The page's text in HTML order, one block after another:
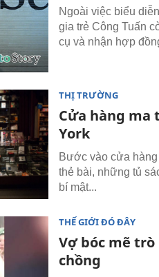
Ngoài việc biểu
gia trẻ Công Tuấn
cụ và nhận hợp
THỊ TRƯỜNG
Cửa hàng
York
Bước vào cửa
thẻ bài, những tủ
bí mật...
THẾ GIỚI ĐÓ ĐÂY
Vợ bóc mẽ
chồng